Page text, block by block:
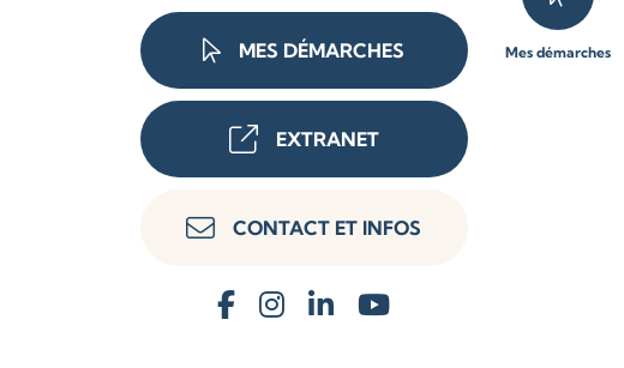
Mes démarches
MES DÉMARCHES
EXTRANET
CONTACT ET INFOS